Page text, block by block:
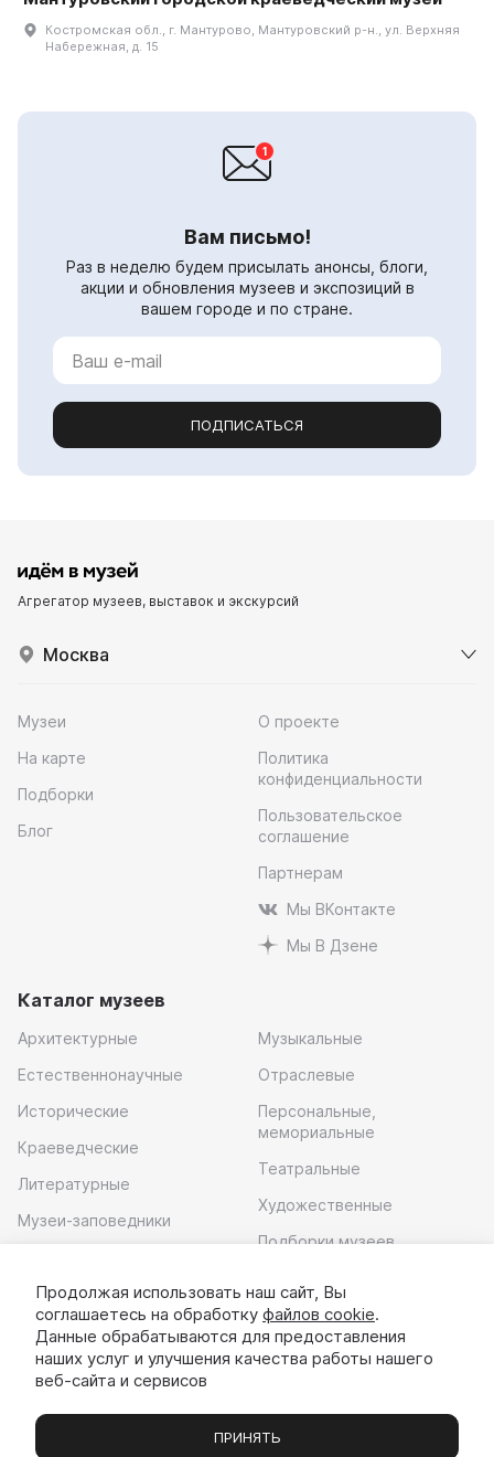
Костромская обл., г. Мантурово, Мантуровский р-н., ул. Верхняя
Набережная, д. 15
Вам письмо!
Раз в неделю будем присылать анонсы, блоги,
акции и обновления музеев и экспозиций в
вашем городе и по стране.
ПОДПИСАТЬСЯ
Агрегатор музеев, выставок и экскурсий
Москва
Музеи
На карте
Подборки
Блог
О проекте
Политика
конфиденциальности
Пользовательское
соглашение
Партнерам
Мы ВКонтакте
Мы В Дзене
Каталог музеев
Архитектурные
Естественнонаучные
Исторические
Краеведческие
Литературные
Музеи-заповедники
Музыкальные
Отраслевые
Персональные,
мемориальные
Театральные
Художественные
Подборки музеев
Скачать приложение
Продолжая использовать наш сайт, Вы
соглашаетесь на обработку файлов cookie.
Данные обрабатываются для предоставления
наших услуг и улучшения качества работы нашего
веб-сайта и сервисов
ПРИНЯТЬ